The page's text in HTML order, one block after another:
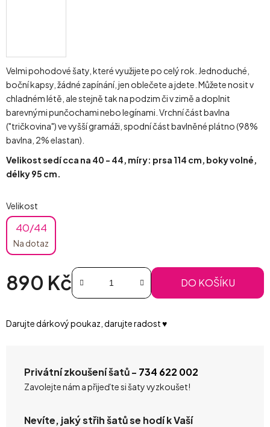
Velmi pohodové šaty, které využijete po celý rok. Jednoduché,
boční kapsy, žádné zapínání, jen oblečete a jdete. Můžete nosit v
chladném létě, ale stejně tak na podzim či v zimě a doplnit
barevnými punčochami nebo legínami. Vrchní část bavlna
("tričkovina") ve vyšší gramáži, spodní část bavlněné plátno (98%
bavlna, 2% elastan).
Velikost sedí cca na 40 - 44, míry: prsa 114 cm, boky volné,
délky 95 cm.
Velikost
40/44
Na dotaz
890 Kč DO KOŠÍKU
Darujte dárkový poukaz, darujte radost ♥️
Privátní zkoušení šatů - 734 622 002
Zavolejte nám a přijeďte si šaty vyzkoušet!
Nevíte, jaký střih šatů se hodí k Vaší